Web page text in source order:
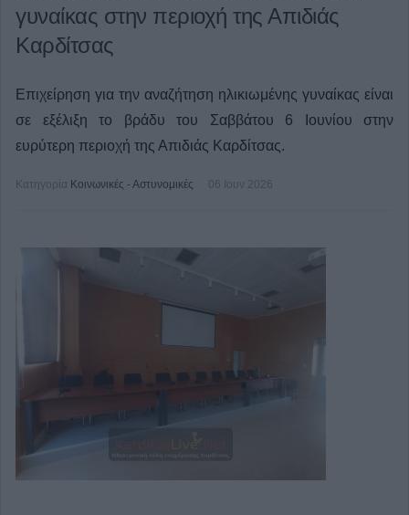
γυναίκας στην περιοχή της Απιδιάς
Καρδίτσας
Επιχείρηση για την αναζήτηση ηλικιωμένης γυναίκας είναι
σε εξέλιξη το βράδυ του Σαββάτου 6 Ιουνίου στην
ευρύτερη περιοχή της Απιδιάς Καρδίτσας.
Κατηγορία Κοινωνικές - Αστυνομικές 06 Ιουν 2026